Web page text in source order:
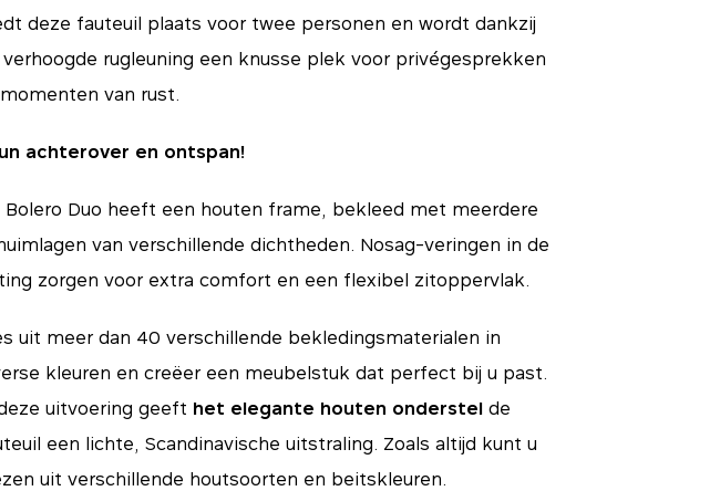
deze fauteuil plaats voor twee personen en wordt dankzij
rugleuning een knusse plek voor privégesprekken
van rust.
achterover en ontspan!
Bolero Duo heeft een houten frame, bekleed met meerdere
van verschillende dichtheden. Nosag-veringen in de
zorgen voor extra comfort en een flexibel zitoppervlak.
uit meer dan 40 verschillende bekledingsmaterialen in
kleuren en creëer een meubelstuk dat perfect bij u past.
uitvoering geeft het elegante houten onderstel de
een lichte, Scandinavische uitstraling. Zoals altijd kunt u
uit verschillende houtsoorten en beitskleuren.